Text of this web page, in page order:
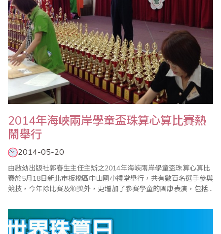
2014年海峽兩岸學童盃珠算心算比賽熱
鬧舉行
2014-05-20
由啟幼出版社郭春生主任主辦之2014年海峽兩岸學童盃珠算心算比
賽於5月18日新北市板橋區中山國小禮堂舉行，共有數百名選手參與
競技，今年除比賽及頒獎外，更增加了參賽學童的團康表演，包括